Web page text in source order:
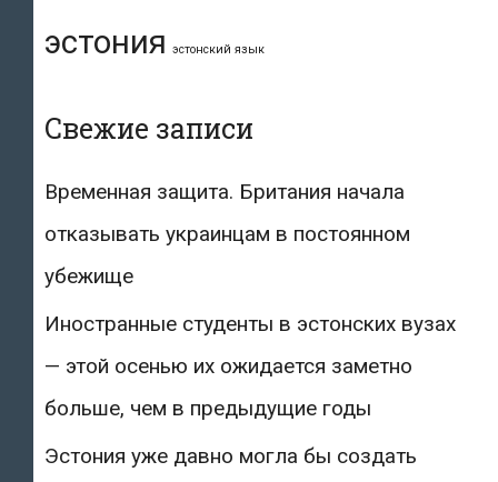
эстония эстонский язык
Свежие записи
Временная защита. Британия начала
отказывать украинцам в постоянном
убежище
Иностранные студенты в эстонских вузах
— этой осенью их ожидается заметно
больше, чем в предыдущие годы
Эстония уже давно могла бы создать